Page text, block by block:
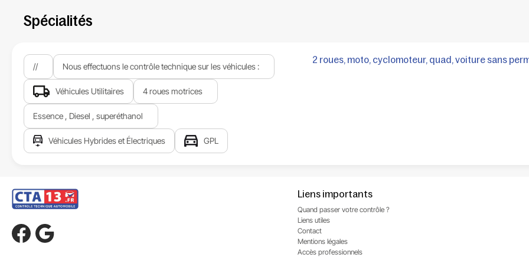
Spécialités
// Nous effectuons le contrôle technique sur les véhicules :
Véhicules Utilitaires 4 roues motrices
Essence , Diesel , superéthanol
Véhicules Hybrides et Électriques GPL
2 roues, moto, cyclomoteur, quad, voiture sans
Liens importants
Quand passer votre contrôle ?
Liens utiles
Contact
Mentions légales
Accès professionnels